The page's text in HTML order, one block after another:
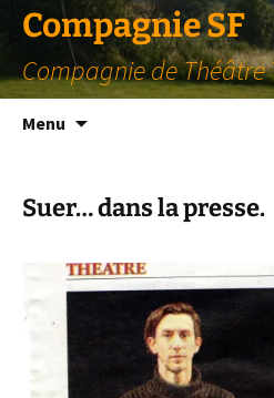
Compagnie SF
Compagnie de Théâtre
Menu
Suer… dans la presse.